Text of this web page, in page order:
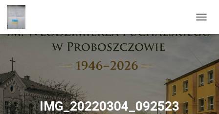
IMG_20220304_092523